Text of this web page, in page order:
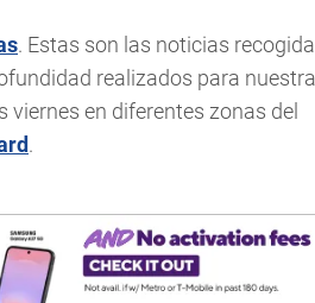
. Estas son las noticias
realizados para nuestra
en diferentes zonas del
.